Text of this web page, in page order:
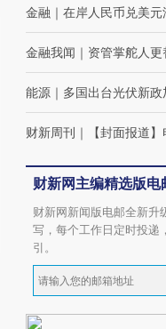
金融 ｜ 在岸人民币兑美
金融我闻 ｜ 资管掌舵人
能源 ｜ 多国出台光伏新政
财新周刊 ｜ 【封面报道
财新网主编精选版电
财新网新闻版电邮全新升
写，每个工作日定时投递
引。